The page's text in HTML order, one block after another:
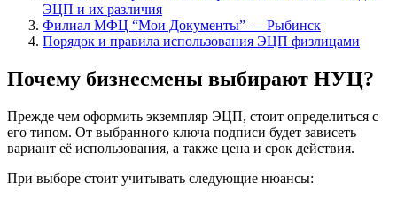
ЭЦП и их различия
Филиал МФЦ “Мои Документы” — Рыбинск
Порядок и правила использования ЭЦП физлицами
Почему бизнесмены выбирают НУЦ?
Прежде чем оформить экземпляр ЭЦП, стоит определиться с
его типом. От выбранного ключа подписи будет зависеть
вариант её использования, а также цена и срок действия.
При выборе стоит учитывать следующие нюансы: